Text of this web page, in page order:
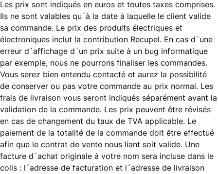
Les prix sont indiqués en euros et toutes taxes comprises.
Ils ne sont valables qu´à la date à laquelle le client valide
sa commande. Le prix des produits électriques et
électroniques inclut la contribution Recupel. En cas d´une
erreur d´affichage d´un prix suite à un bug informatique
par exemple, nous ne pourrons finaliser les commandes.
Vous serez bien entendu contacté et aurez la possibilité
de conserver ou pas votre commande au prix normal. Les
frais de livraison vous seront indiqués séparément avant la
validation de la commande. Les prix peuvent être révisés
en cas de changement du taux de TVA applicable. Le
paiement de la totalité de la commande doit être effectué
afin que le contrat de vente nous liant soit valide. Une
facture d´achat originale à votre nom sera incluse dans le
colis : l´adresse de facturation et l´adresse de livraison